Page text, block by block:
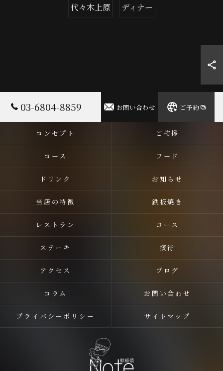
代々木上原 ディナー
03-6804-8859 お問い合わせ ご予約
コンセプト ご挨拶
コース フード
ドリンク お知らせ
当店の特徴 鉄板焼き
レストラン コース
ステーキ 接待
アクセス ブログ
コラム お問い合わせ
プライバシーポリシー サイトマップ